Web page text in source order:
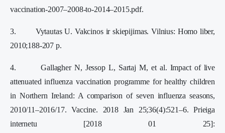
vaccination-2007–2008-to-2014–2015.pdf.
3. Vytautas U. Vakcinos ir skiepijimas. Vilnius: Homo liber,
2010;188-207 p.
4. Gallagher N, Jessop L, Sartaj M, et al. Impact of live
attenuated influenza vaccination programme for healthy children
in Northern Ireland: A comparison of seven influenza seasons,
2010/11–2016/17. Vaccine. 2018 Jan 25;36(4):521–6. Prieiga
internetu [2018 01 25]: